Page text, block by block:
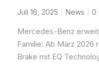
Juli 16, 2025 News 0
Mercedes-Benz
Familie: Ab März 2026
Brake mit EQ